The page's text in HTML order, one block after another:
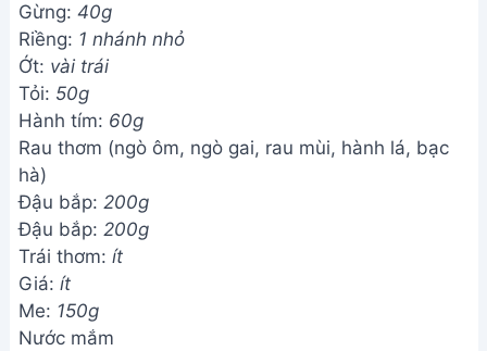
Gừng: 40g
Riềng: 1 nhánh nhỏ
Ớt: vài trái
Tỏi: 50g
Hành tím: 60g
Rau thơm (ngò ôm, ngò gai, rau mùi, hành lá, bạc
hà)
Đậu bắp: 200g
Đậu bắp: 200g
Trái thơm: ít
Giá: ít
Me: 150g
Nước mắm